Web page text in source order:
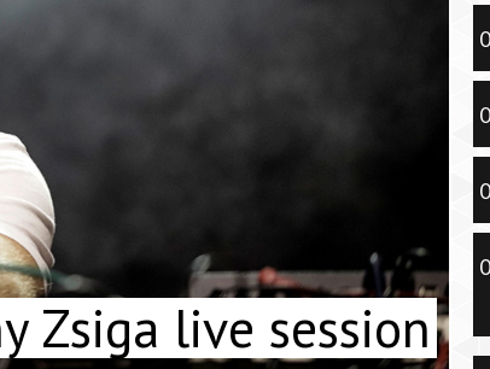
Zsiga live session